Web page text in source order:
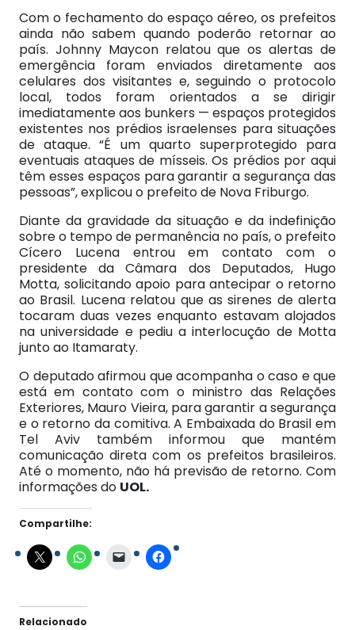
Com o fechamento do espaço aéreo, os prefeitos
ainda não sabem quando poderão retornar ao
país. Johnny Maycon relatou que os alertas de
emergência foram enviados diretamente aos
celulares dos visitantes e, seguindo o protocolo
local, todos foram orientados a se dirigir
imediatamente aos bunkers — espaços protegidos
existentes nos prédios israelenses para situações
de ataque. “É um quarto superprotegido para
eventuais ataques de mísseis. Os prédios por aqui
têm esses espaços para garantir a segurança das
pessoas”, explicou o prefeito de Nova Friburgo.
Diante da gravidade da situação e da indefinição
sobre o tempo de permanência no país, o prefeito
Cícero Lucena entrou em contato com o
presidente da Câmara dos Deputados, Hugo
Motta, solicitando apoio para antecipar o retorno
ao Brasil. Lucena relatou que as sirenes de alerta
tocaram duas vezes enquanto estavam alojados
na universidade e pediu a interlocução de Motta
junto ao Itamaraty.
O deputado afirmou que acompanha o caso e que
está em contato com o ministro das Relações
Exteriores, Mauro Vieira, para garantir a segurança
e o retorno da comitiva. A Embaixada do Brasil em
Tel Aviv também informou que mantém
comunicação direta com os prefeitos brasileiros.
Até o momento, não há previsão de retorno. Com
informações do UOL.
Compartilhe:
Relacionado